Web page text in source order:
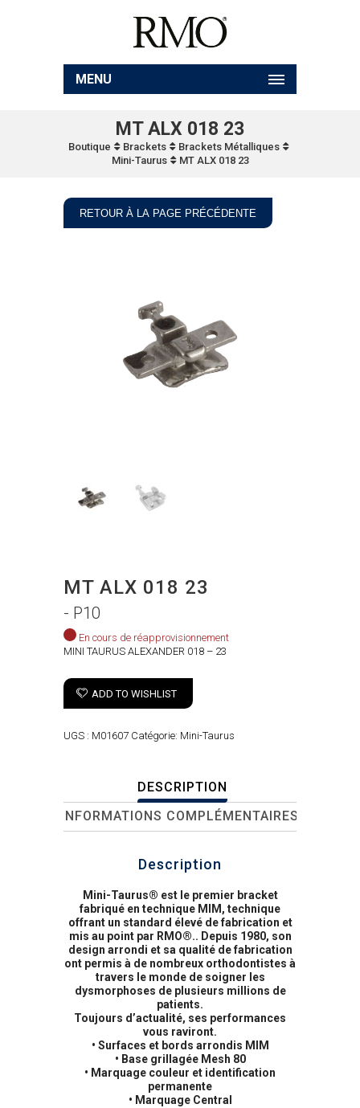
MENU
MT ALX 018 23
Boutique Brackets
Brackets Métalliques
Mini-Taurus
MT ALX 018 23
RETOUR À LA PAGE PRÉCÉDENTE
MT ALX 018 23
- P10
En cours de réapprovisionnement
MINI TAURUS ALEXANDER 018 – 23
ADD TO WISHLIST
UGS : M01607 Catégorie: Mini-Taurus
DESCRIPTION
INFORMATIONS COMPLÉMENTAIRES
Description
Mini-Taurus® est le premier bracket
fabriqué en technique MIM, technique
offrant un standard élevé de fabrication et
mis au point par RMO®.. Depuis 1980, son
design arrondi et sa qualité de fabrication
ont permis à de nombreux orthodontistes à
travers le monde de soigner les
dysmorphoses de plusieurs millions de
patients.
Toujours d’actualité, ses performances
vous raviront.
• Surfaces et bords arrondis MIM
• Base grillagée Mesh 80
• Marquage couleur et identification
permanente
• Marquage Central